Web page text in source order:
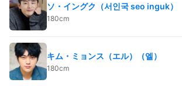
ソ・イングク（서인국 seo inguk）
180cm
キム・ミョンス（エル）（엘）
180cm